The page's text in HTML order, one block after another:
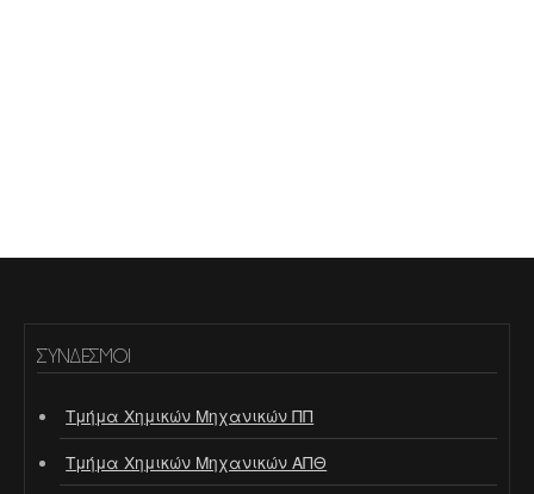
ΣΎΝΔΕΣΜΟΙ
Τμήμα Χημικών Μηχανικών ΠΠ
Τμήμα Χημικών Μηχανικών ΑΠΘ